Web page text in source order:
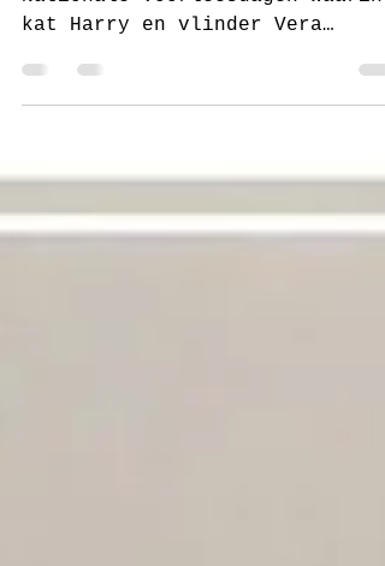
Op 23 januari starten de
kat Harry en vlinder Vera
centraal staan in het